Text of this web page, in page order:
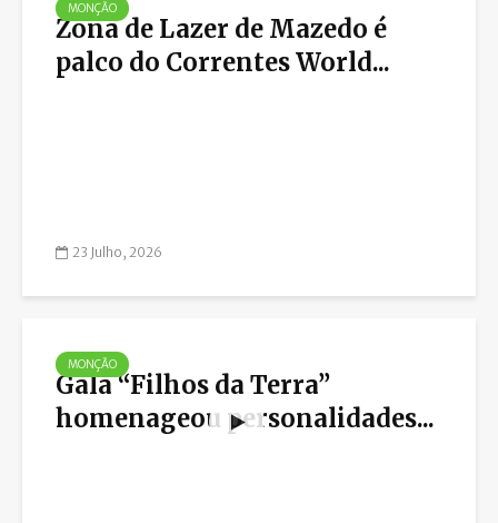
MONÇÃO
Zona de Lazer de Mazedo é
palco do Correntes World...
23 Julho, 2026
MONÇÃO
Gala “Filhos da Terra”
homenageou personalidades...